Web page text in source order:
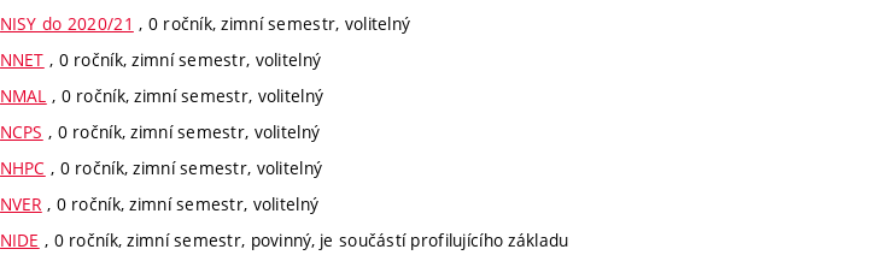
NISY do 2020/21 , 0 ročník, zimní semestr, volitelný
NNET , 0 ročník, zimní semestr, volitelný
NMAL , 0 ročník, zimní semestr, volitelný
NCPS , 0 ročník, zimní semestr, volitelný
NHPC , 0 ročník, zimní semestr, volitelný
NVER , 0 ročník, zimní semestr, volitelný
NIDE , 0 ročník, zimní semestr, povinný, je součástí profilujícího základu